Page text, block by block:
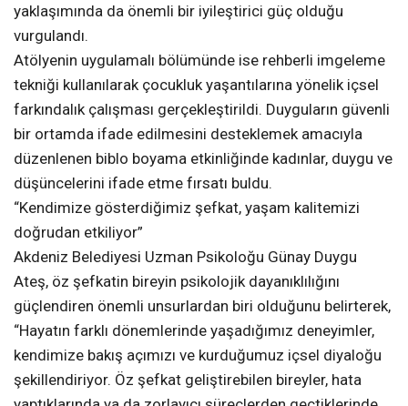
yaklaşımında da önemli bir iyileştirici güç olduğu
vurgulandı.
Atölyenin uygulamalı bölümünde ise rehberli imgeleme
tekniği kullanılarak çocukluk yaşantılarına yönelik içsel
farkındalık çalışması gerçekleştirildi. Duyguların güvenli
bir ortamda ifade edilmesini desteklemek amacıyla
düzenlenen biblo boyama etkinliğinde kadınlar, duygu ve
düşüncelerini ifade etme fırsatı buldu.
“Kendimize gösterdiğimiz şefkat, yaşam kalitemizi
doğrudan etkiliyor”
Akdeniz Belediyesi Uzman Psikoloğu Günay Duygu
Ateş, öz şefkatin bireyin psikolojik dayanıklılığını
güçlendiren önemli unsurlardan biri olduğunu belirterek,
“Hayatın farklı dönemlerinde yaşadığımız deneyimler,
kendimize bakış açımızı ve kurduğumuz içsel diyaloğu
şekillendiriyor. Öz şefkat geliştirebilen bireyler, hata